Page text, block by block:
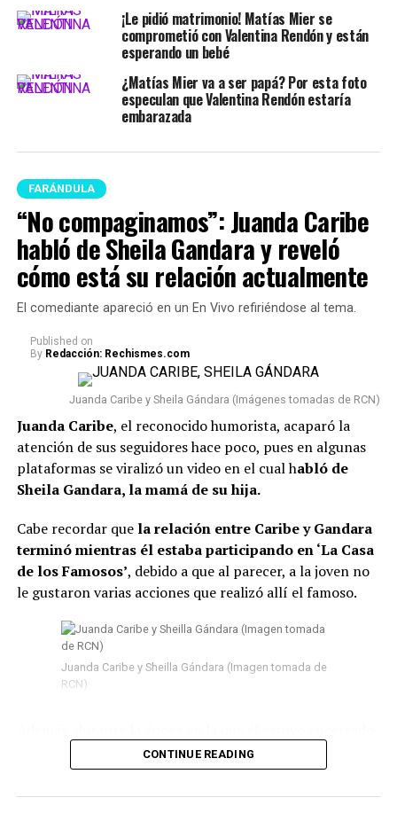
¡Le pidió matrimonio! Matías Mier se
comprometió con Valentina Rendón y están
esperando un bebé
¿Matías Mier va a ser papá? Por esta foto
especulan que Valentina Rendón estaría
embarazada
FARÁNDULA
“No compaginamos”: Juanda Caribe
habló de Sheila Gandara y reveló
cómo está su relación actualmente
El comediante apareció en un En Vivo refiriéndose al tema.
Published on
By Redacción: Rechismes.com
Juanda Caribe y Sheila Gándara (Imágenes tomadas de RCN)
Juanda Caribe, el reconocido humorista, acaparó la
atención de sus seguidores hace poco, pues en algunas
plataformas se viralizó un video en el cual habló de
Sheila Gandara, la mamá de su hija.
Cabe recordar que la relación entre Caribe y Gandara
terminó mientras él estaba participando en ‘La Casa
de los Famosos’, debido a que al parecer, a la joven no
le gustaron varias acciones que realizó allí el famoso.
Juanda Caribe y Sheilla Gándara (Imagen tomada de
RCN)
varios rumores de infidelidad
poco, en las últimas semanas del programa Juanda
empezó a tener acercamientos intensos con Mariana
CONTINUE READING